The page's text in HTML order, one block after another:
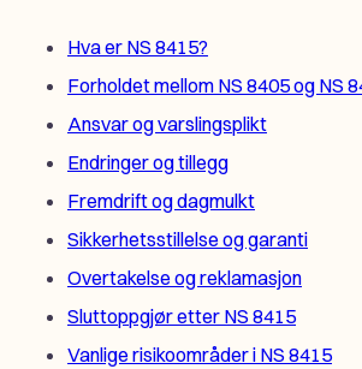
Hva er NS 8415?
Forholdet mellom NS 8405 og NS
Ansvar og varslingsplikt
Endringer og tillegg
Fremdrift og dagmulkt
Sikkerhetsstillelse og garanti
Overtakelse og reklamasjon
Sluttoppgjør etter NS 8415
Vanlige risikoområder i NS 8415